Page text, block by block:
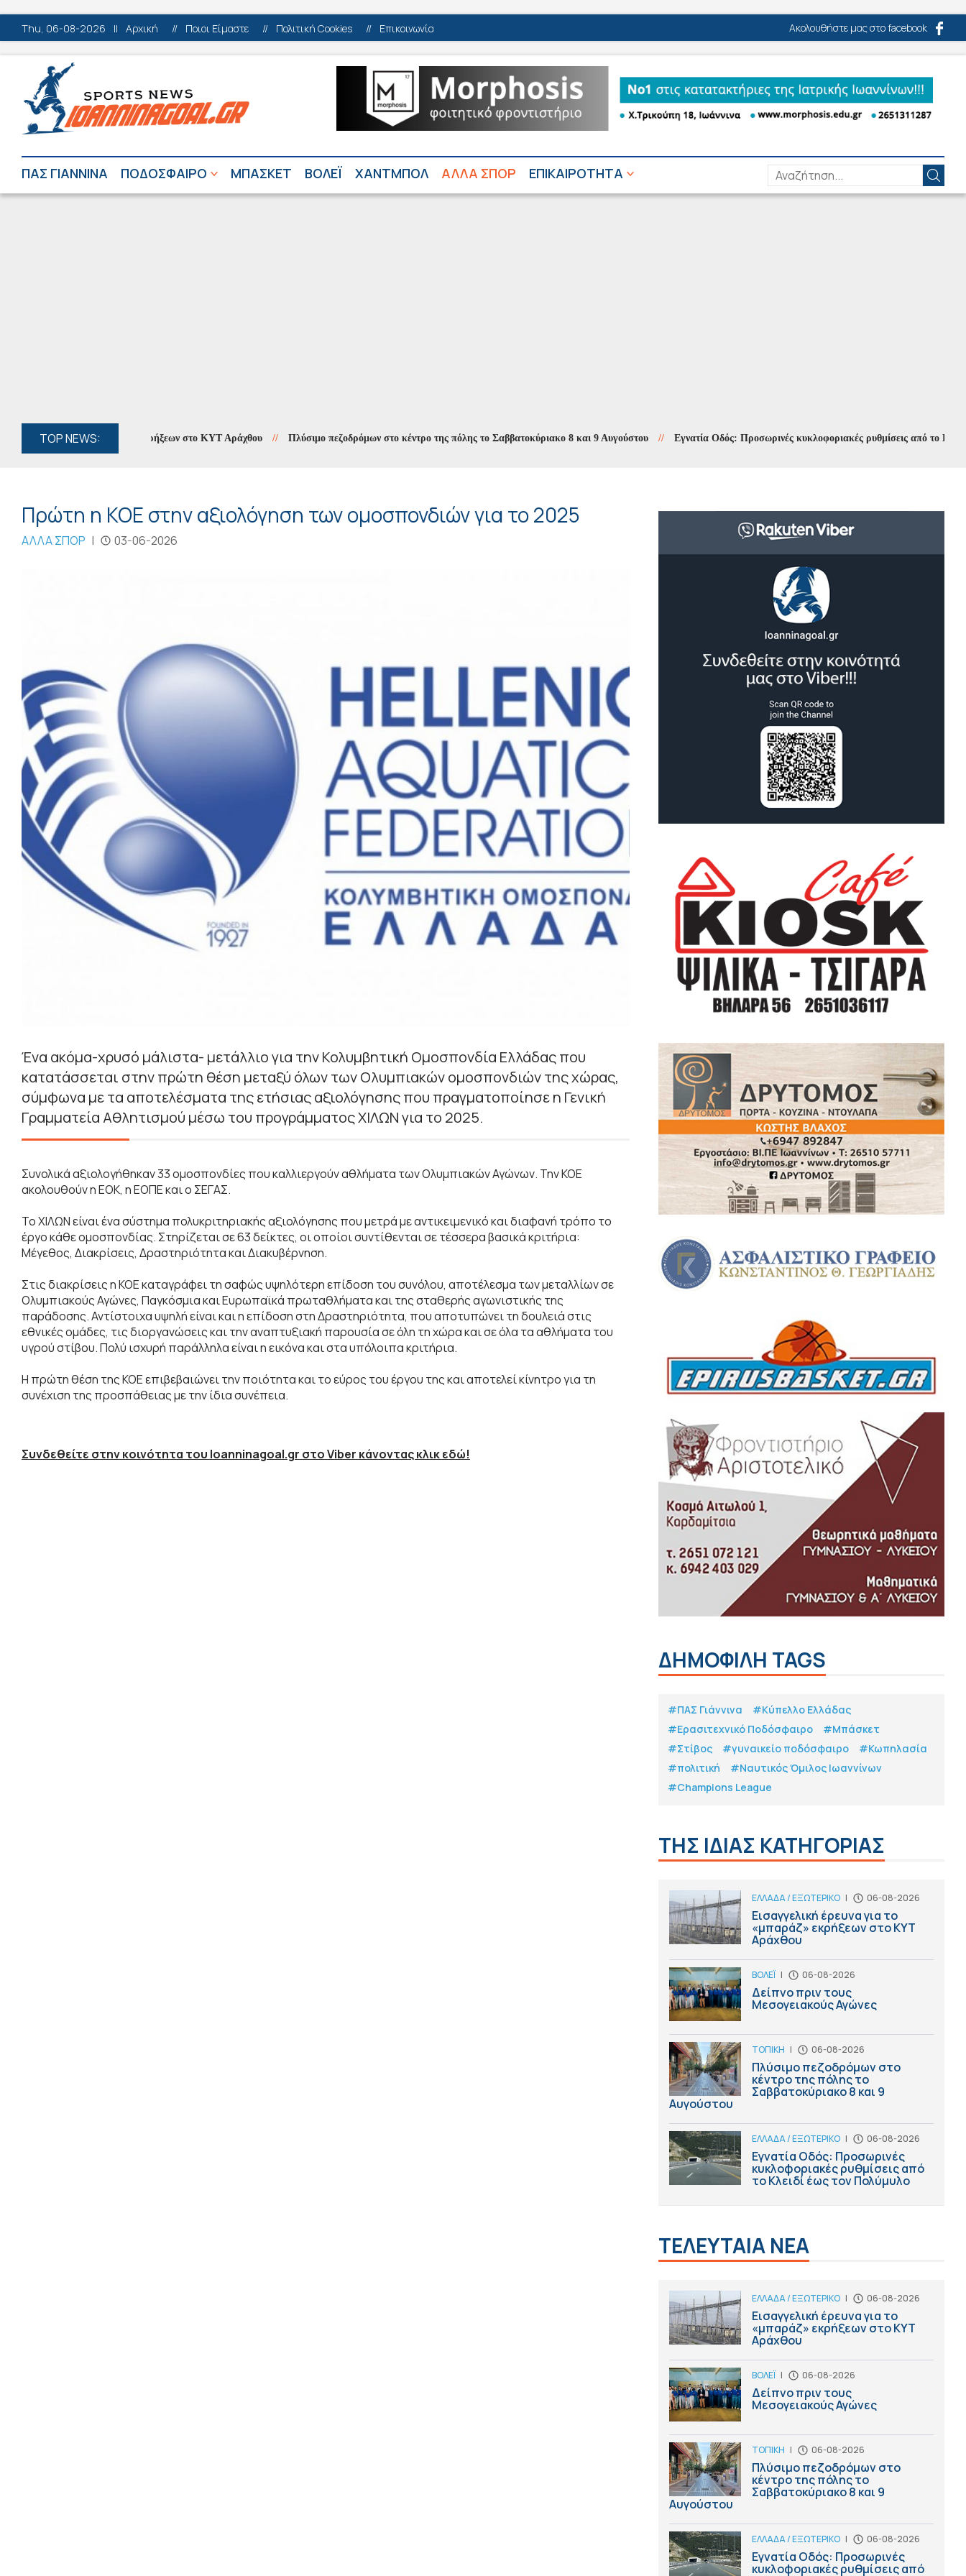
Thu, 06-08-2026 || Αρχική // Ποιοι Είμαστε // Πολιτική Cookies // Επικοινωνία Ακολουθήστε μας στο facebook
ΠΑΣ ΓΙΑΝΝΙΝΑ ΠΟΔΟΣΦΑΙΡΟ ΜΠΑΣΚΕΤ ΒΟΛΕΪ ΧΑΝΤΜΠΟΛ ΑΛΛΑ ΣΠΟΡ ΕΠΙΚΑΙΡΟΤΗΤΑ
TOP NEWS:
έρευνα για το «μπαράζ» εκρήξεων στο ΚΥΤ Αράχθου // Πλύσιμο πεζοδρόμων στο κέντρο της πόλης το Σαββατοκύριακο 8 και 9 Αυγούστου // Εγνατία Οδός: Προσωρινές κυκλοφοριακές ρυθμίσεις από το Κλειδί έως
Πρώτη η ΚΟΕ στην αξιολόγηση των ομοσπονδιών για το 2025
ΑΛΛΑ ΣΠΟΡ | 03-06-2026
Ένα ακόμα-χρυσό μάλιστα- μετάλλιο για την Κολυμβητική Ομοσπονδία Ελλάδας που
κατατάσσεται στην πρώτη θέση μεταξύ όλων των Ολυμπιακών ομοσπονδιών της χώρας,
σύμφωνα με τα αποτελέσματα της ετήσιας αξιολόγησης που πραγματοποίησε η Γενική
Γραμματεία Αθλητισμού μέσω του προγράμματος ΧΙΛΩΝ για το 2025.
Συνολικά αξιολογήθηκαν 33 ομοσπονδίες που καλλιεργούν αθλήματα των Ολυμπιακών Αγώνων. Την ΚΟΕ
ακολουθούν η ΕΟΚ, η ΕΟΠΕ και ο ΣΕΓΑΣ.
Το ΧΙΛΩΝ είναι ένα σύστημα πολυκριτηριακής αξιολόγησης που μετρά με αντικειμενικό και διαφανή τρόπο το
έργο κάθε ομοσπονδίας. Στηρίζεται σε 63 δείκτες, οι οποίοι συντίθενται σε τέσσερα βασικά κριτήρια:
Μέγεθος, Διακρίσεις, Δραστηριότητα και Διακυβέρνηση.
Στις διακρίσεις η ΚΟΕ καταγράφει τη σαφώς υψηλότερη επίδοση του συνόλου, αποτέλεσμα των μεταλλίων σε
Ολυμπιακούς Αγώνες, Παγκόσμια και Ευρωπαϊκά πρωταθλήματα και της σταθερής αγωνιστικής της
παράδοσης. Αντίστοιχα υψηλή είναι και η επίδοση στη Δραστηριότητα, που αποτυπώνει τη δουλειά στις
εθνικές ομάδες, τις διοργανώσεις και την αναπτυξιακή παρουσία σε όλη τη χώρα και σε όλα τα αθλήματα του
υγρού στίβου. Πολύ ισχυρή παράλληλα είναι η εικόνα και στα υπόλοιπα κριτήρια.
Η πρώτη θέση της ΚΟΕ επιβεβαιώνει την ποιότητα και το εύρος του έργου της και αποτελεί κίνητρο για τη
συνέχιση της προσπάθειας με την ίδια συνέπεια.
Συνδεθείτε στην κοινότητα του Ioanninagoal.gr στο Viber κάνοντας κλικ εδώ!
ΔΗΜΟΦΙΛΗ TAGS
#ΠΑΣ Γιάννινα
#Κύπελλο Ελλάδας
#Eρασιτεχνικό Ποδόσφαιρο
#Μπάσκετ
#Στίβος
#γυναικείο ποδόσφαιρο
#Κωπηλασία
#πολιτική
#Ναυτικός Όμιλος Ιωαννίνων
#Champions League
ΤΗΣ ΙΔΙΑΣ ΚΑΤΗΓΟΡΙΑΣ
ΕΛΛΑΔΑ / ΕΞΩΤΕΡΙΚΟ | 06-08-2026
Εισαγγελική έρευνα για το
«μπαράζ» εκρήξεων στο ΚΥΤ
Αράχθου
ΒΟΛΕΪ | 06-08-2026
Δείπνο πριν τους
Μεσογειακούς Αγώνες
ΤΟΠΙΚΗ | 06-08-2026
Πλύσιμο πεζοδρόμων στο
κέντρο της πόλης το
Σαββατοκύριακο 8 και 9
Αυγούστου
ΕΛΛΑΔΑ / ΕΞΩΤΕΡΙΚΟ | 06-08-2026
Εγνατία Οδός: Προσωρινές
κυκλοφοριακές ρυθμίσεις από
το Κλειδί έως τον Πολύμυλο
ΤΕΛΕΥΤΑΙΑ ΝΕΑ
ΕΛΛΑΔΑ / ΕΞΩΤΕΡΙΚΟ | 06-08-2026
Εισαγγελική έρευνα για το
«μπαράζ» εκρήξεων στο ΚΥΤ
Αράχθου
ΒΟΛΕΪ | 06-08-2026
Δείπνο πριν τους
Μεσογειακούς Αγώνες
ΤΟΠΙΚΗ | 06-08-2026
Πλύσιμο πεζοδρόμων στο
κέντρο της πόλης το
Σαββατοκύριακο 8 και 9
Αυγούστου
ΕΛΛΑΔΑ / ΕΞΩΤΕΡΙΚΟ | 06-08-2026
Εγνατία Οδός: Προσωρινές
κυκλοφοριακές ρυθμίσεις από